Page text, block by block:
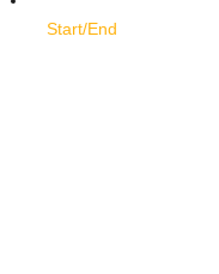
Start/End